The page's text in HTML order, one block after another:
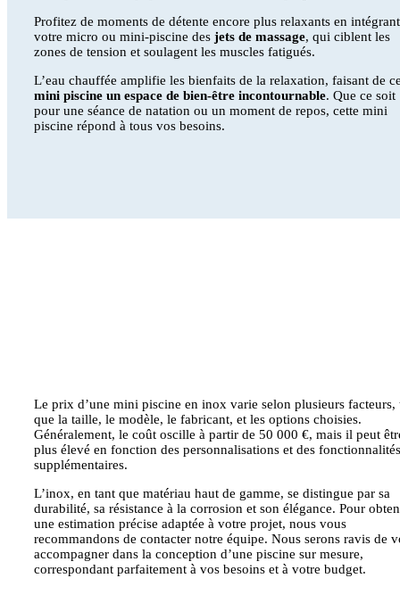
Profitez de moments de détente encore plus relaxants en
votre micro ou mini-piscine des jets de massage, qui ciblent les
zones de tension et soulagent les muscles fatigués.
L’eau chauffée amplifie les bienfaits de la relaxation, faisant de
mini piscine un espace de bien-être incontournable. Que ce soit
pour une séance de natation ou un moment de repos, cette mini
piscine répond à tous vos besoins.
Le prix d’une mini piscine en inox varie selon plusieurs facteurs,
que la taille, le modèle, le fabricant, et les options choisies.
Généralement, le coût oscille à partir de 50 000 €, mais il peut
plus élevé en fonction des personnalisations et des fonctionnalités
supplémentaires.
L’inox, en tant que matériau haut de gamme, se distingue par sa
durabilité, sa résistance à la corrosion et son élégance. Pour
une estimation précise adaptée à votre projet, nous vous
recommandons de contacter notre équipe. Nous serons ravis de
accompagner dans la conception d’une piscine sur mesure,
correspondant parfaitement à vos besoins et à votre budget.